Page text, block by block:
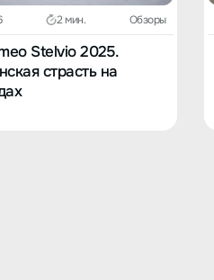
2 мин. Обзоры
Stelvio 2025.
страсть на